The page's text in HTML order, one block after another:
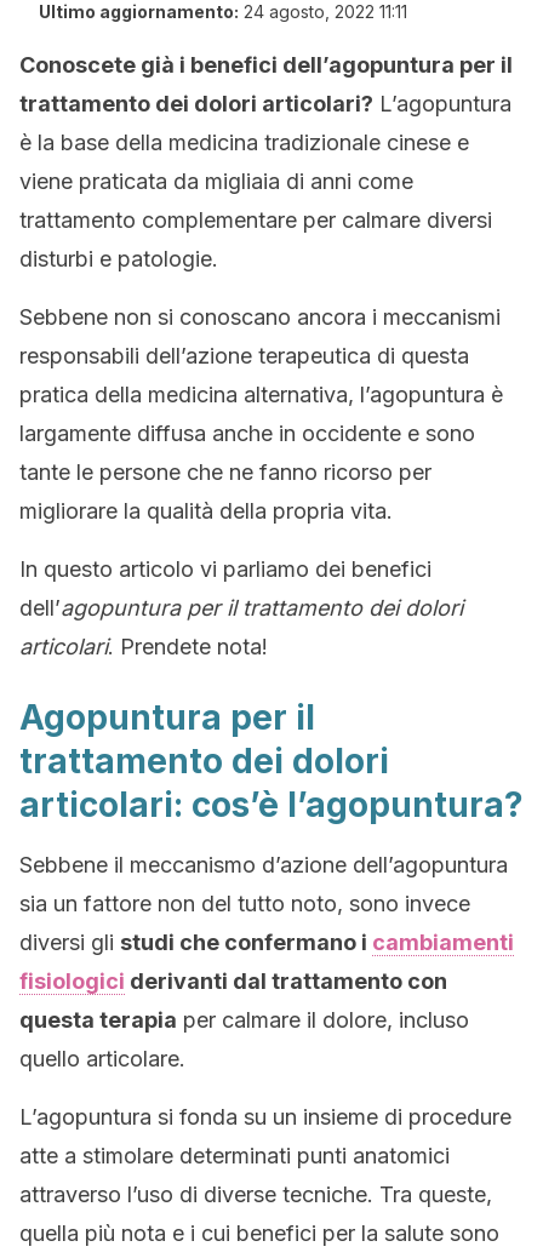
Ultimo aggiornamento: 24 agosto, 2022 11:11
Conoscete già i benefici dell’agopuntura per il
trattamento dei dolori articolari? L’agopuntura
è la base della medicina tradizionale cinese e
viene praticata da migliaia di anni come
trattamento complementare per calmare diversi
disturbi e patologie.
Sebbene non si conoscano ancora i meccanismi
responsabili dell’azione terapeutica di questa
pratica della medicina alternativa, l’agopuntura è
largamente diffusa anche in occidente e sono
tante le persone che ne fanno ricorso per
migliorare la qualità della propria vita.
In questo articolo vi parliamo dei benefici
dell’agopuntura per il trattamento dei dolori
articolari. Prendete nota!
Agopuntura per il
trattamento dei dolori
articolari: cos’è l’agopuntura?
Sebbene il meccanismo d’azione dell’agopuntura
sia un fattore non del tutto noto, sono invece
diversi gli studi che confermano i cambiamenti
fisiologici derivanti dal trattamento con
questa terapia per calmare il dolore, incluso
quello articolare.
L’agopuntura si fonda su un insieme di procedure
atte a stimolare determinati punti anatomici
attraverso l’uso di diverse tecniche. Tra queste,
quella più nota e i cui benefici per la salute sono